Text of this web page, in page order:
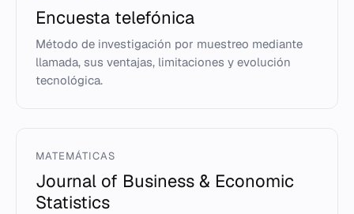
Encuesta telefónica
Método de investigación por muestreo mediante
llamada, sus ventajas, limitaciones y evolución
tecnológica.
MATEMÁTICAS
Journal of Business & Economic
Statistics